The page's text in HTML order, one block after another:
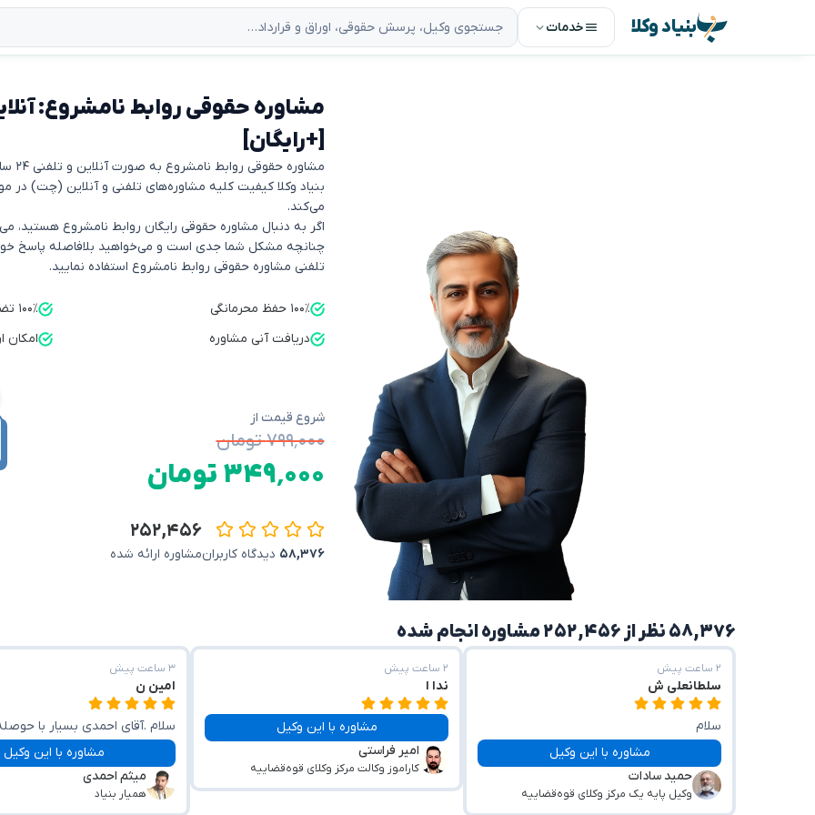
بنیاد وکلا خدمات
[+رایگان]
مشاوره حقوقی روابط نامشروع به صورت آنلاین و تلفنی ۲۴ ساعته توسط بنیاد وکلا ارائه می‌شود.
می‌کند.
اگر به دنبال مشاوره حقوقی رایگان روابط نامشروع هستید،
چنانچه مشکل شما جدی است و می‌خواهید بلافاصله پاسخ خود
تلفنی مشاوره حقوقی روابط نامشروع استفاده نمایید.
۱۰۰٪ حفظ محرمانگی
۱۰۰٪ تضمین کیفیت
دریافت آنی مشاوره
امکان
شروع قیمت از
۷۹۹٬۰۰۰ تومان
۳۴۹٬۰۰۰ تومان
۵۸,۳۷۶ دیدگاه کاربران
۲۵۲,۴۵۶
مشاوره ارائه شده
۵۸,۳۷۶ نظر از ۲۵۲,۴۵۶ مشاوره انجام شده
۲ ساعت پیش
سلطانعلی ش
سلام
راهنمایی مفید و صبر و حوصله عالی و جوابگو
بودند
مشاوره با این وکیل
حمید سادات
وکیل پایه یک مرکز وکلای قوه‌قضاییه
۲ ساعت پیش
ندا ا
مشاوره با این وکیل
امیر فراستی
کاراموز وکالت مرکز وکلای قوه‌قضاییه
۳ ساعت پیش
امین ن
سلام .آقای احمدی بسیار با
پاسخگو بودن واقعاا حرفه ای و
مشاوره با این وکیل
میثم احمدی
همیار بنیاد